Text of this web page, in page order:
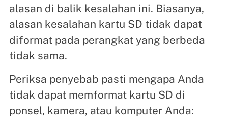
alasan di balik kesalahan ini. Biasanya,
alasan kesalahan kartu SD tidak dapat
diformat pada perangkat yang berbeda
tidak sama.
Periksa penyebab pasti mengapa Anda
tidak dapat memformat kartu SD di
ponsel, kamera, atau komputer Anda: